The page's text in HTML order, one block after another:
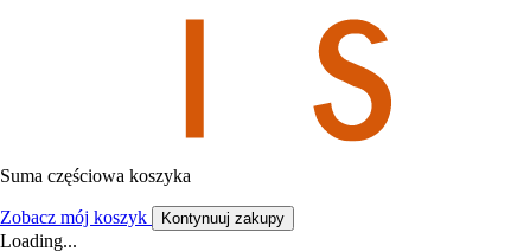
Suma częściowa koszyka
Zobacz mój koszyk Kontynuuj zakupy
Loading...